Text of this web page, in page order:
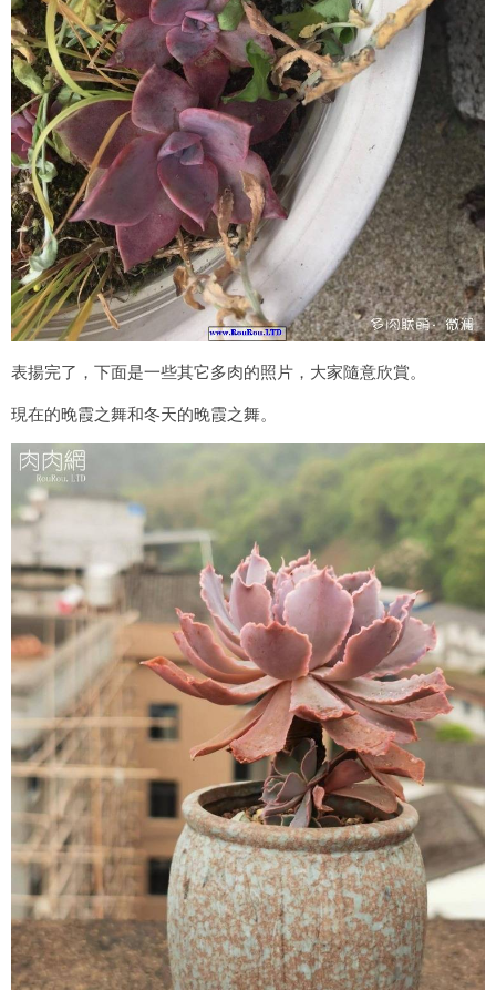
表揚完了，下面是一些其它多肉的照片，大家隨意欣賞。
現在的晚霞之舞和冬天的晚霞之舞。